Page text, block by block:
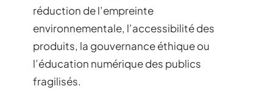
réduction de l’empreinte
environnementale, l’accessibilité des
produits, la gouvernance éthique ou
l’éducation numérique des publics
fragilisés.